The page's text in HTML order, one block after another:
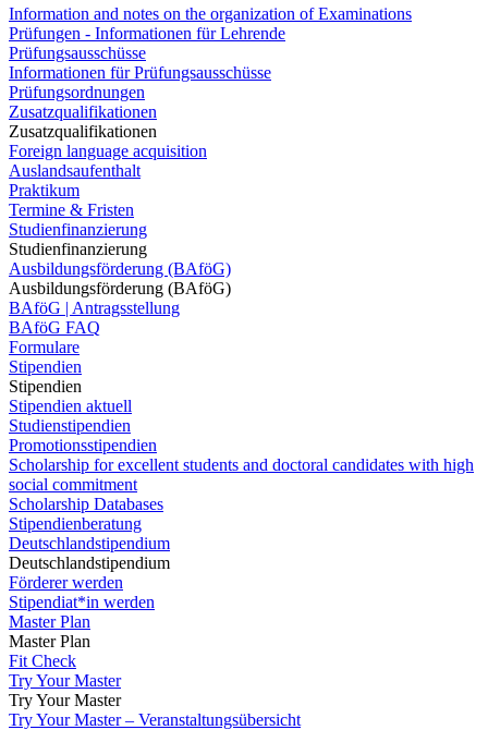
Information and notes on the organization of Examinations
Prüfungen - Informationen für Lehrende
Prüfungsausschüsse
Informationen für Prüfungsausschüsse
Prüfungsordnungen
Zusatzqualifikationen
Zusatzqualifikationen
Foreign language acquisition
Auslandsaufenthalt
Praktikum
Termine & Fristen
Studienfinanzierung
Studienfinanzierung
Ausbildungsförderung (BAföG)
Ausbildungsförderung (BAföG)
BAföG | Antragsstellung
BAföG FAQ
Formulare
Stipendien
Stipendien
Stipendien aktuell
Studienstipendien
Promotionsstipendien
Scholarship for excellent students and doctoral candidates with high
social commitment
Scholarship Databases
Stipendienberatung
Deutschlandstipendium
Deutschlandstipendium
Förderer werden
Stipendiat*in werden
Master Plan
Master Plan
Fit Check
Try Your Master
Try Your Master
Try Your Master – Veranstaltungsübersicht